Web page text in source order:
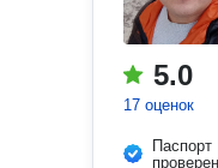
5.0
17 оценок
Паспорт
проверен